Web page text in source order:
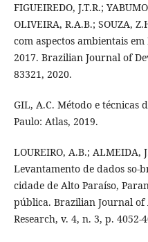
FIGUEIREDO, J.T.R.;
OLIVEIRA, R.A.B.; SOUZA,
com aspectos ambientais
2017. Brazilian Journal of
83321, 2020.
GIL, A.C. Método e técnicas
Paulo: Atlas, 2019.
LOUREIRO, A.B.; ALMEIDA,
Levantamento de dados so-
cidade de Alto Paraíso,
pública. Brazilian Journal
Research, v. 4, n. 3, p. 4052-